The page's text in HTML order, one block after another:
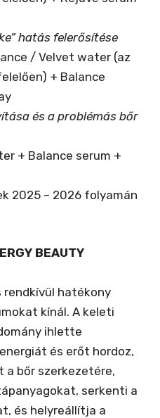
hatás felerősítése
/ Velvet water (az
+ Balance
és a problémás bőr
+ Balance serum +
2025 – 2026 folyamán
BEAUTY
rendkívül hatékony
kínál. A keleti
ihlette
és erőt hordoz,
a bőr szerkezetére,
serkenti a
és helyreállítja a